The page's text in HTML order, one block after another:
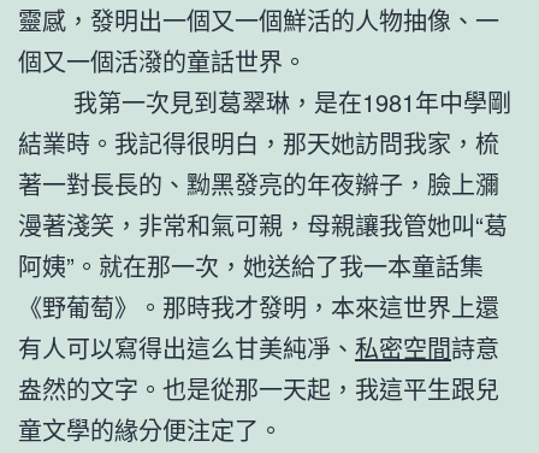
靈感，發明出一個又一個鮮活的人物抽像、一
個又一個活潑的童話世界。
我第一次見到葛翠琳，是在1981年中學剛
結業時。我記得很明白，那天她訪問我家，梳
著一對長長的、黝黑發亮的年夜辮子，臉上瀰
漫著淺笑，非常和氣可親，母親讓我管她叫“葛
阿姨”。就在那一次，她送給了我一本童話集
《野葡萄》。那時我才發明，本來這世界上還
有人可以寫得出這么甘美純凈、 私密空間詩意
盎然的文字。也是從那一天起，我這平生跟兒
童文學的緣分便注定了。